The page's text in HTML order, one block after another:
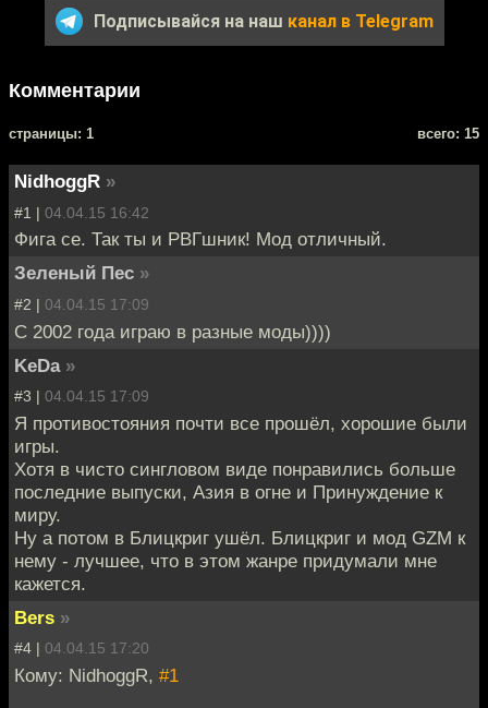
Подписывайся на наш канал в Telegram
Комментарии
cтраницы: 1 всего: 15
NidhoggR »
#1 | 04.04.15 16:42
Фига се. Так ты и РВГшник! Мод отличный.
Зеленый Пес »
#2 | 04.04.15 17:09
С 2002 года играю в разные моды))))
KeDa »
#3 | 04.04.15 17:09
Я противостояния почти все прошёл, хорошие были
игры.
Хотя в чисто сингловом виде понравились больше
последние выпуски, Азия в огне и Принуждение к
миру.
Ну а потом в Блицкриг ушёл. Блицкриг и мод GZM к
нему - лучшее, что в этом жанре придумали мне
кажется.
Bers »
#4 | 04.04.15 17:20
Кому: NidhoggR, #1